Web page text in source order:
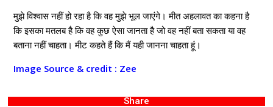
मुझे विश्वास नहीं हो रहा है कि वह मुझे भूल जाएंगे। मीत अहलावत का कहना है
कि इसका मतलब है कि वह कुछ ऐसा जानता है जो वह नहीं बता सकता या वह
बताना नहीं चाहता। मीट कहते हैं कि मैं यही जानना चाहता हूं।
Image Source & credit : Zee
Share